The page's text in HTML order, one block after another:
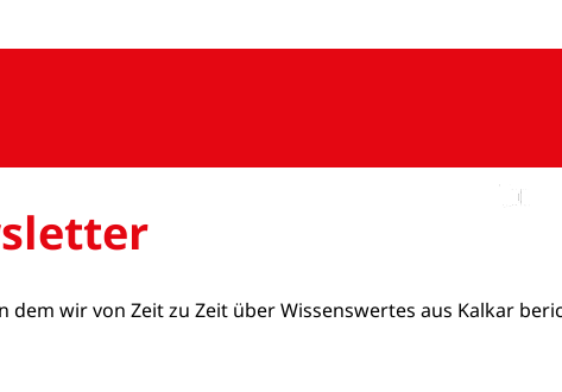
dem wir von Zeit zu Zeit über Wissenswertes aus Kalkar